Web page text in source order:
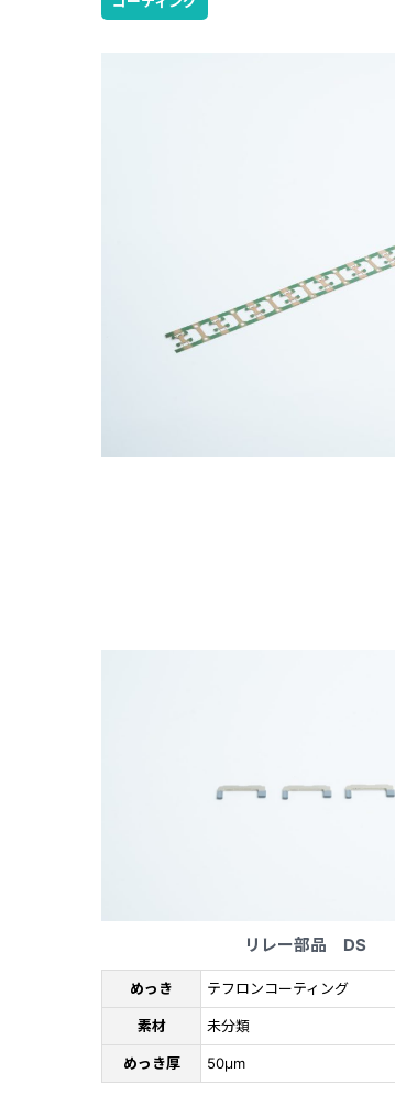
リレー部品 DS
めっき テフロンコーティング
素材 未分類
めっき厚 50μm